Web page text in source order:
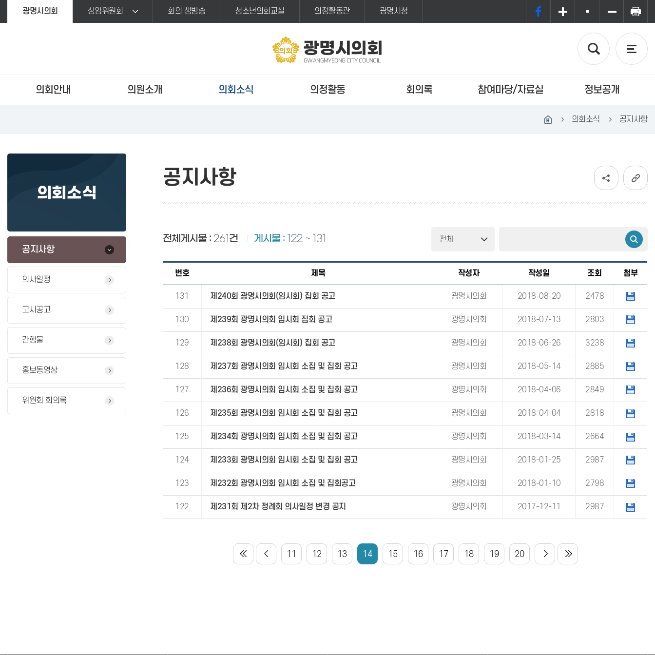
광명시의회 상임위원회 회의 생방송 청소년의회교실 의정활동관 광명시청
광명시의회
GWANGMYEONG CITY COUNCIL
의회안내 의원소개 의회소식 의정활동 회의록 참여마당/자료실 정보공개
의회소식 공지사항
의회소식
공지사항
의사일정
고시공고
간행물
홍보동영상
위원회 회의록
공지사항
전체게시물 : 261 건 게시물 : 122 ~ 131
번호 제목 작성자 작성일 조회 첨부
131 제240회 광명시의회(임시회) 집회 공고 광명시의회 2018-08-20 2478
130 제239회 광명시의회 임시회 집회 공고 광명시의회 2018-07-13 2803
129 제238회 광명시의회(임시회) 집회 공고 광명시의회 2018-06-26 3238
128 제237회 광명시의회 임시회 소집 및 집회 공고 광명시의회 2018-05-14 2885
127 제236회 광명시의회 임시회 소집 및 집회 공고 광명시의회 2018-04-06 2849
126 제235회 광명시의회 임시회 소집 및 집회 공고 광명시의회 2018-04-04 2818
125 제234회 광명시의회 임시회 소집 및 집회 공고 광명시의회 2018-03-14 2664
124 제233회 광명시의회 임시회 소집 및 집회 공고 광명시의회 2018-01-25 2987
123 제232회 광명시의회 임시회 소집 및 집회공고 광명시의회 2018-01-10 2798
122 제231회 제2차 정례회 의사일정 변경 공지 광명시의회 2017-12-11 2987
11 12 13 14 15 16 17 18 19 20